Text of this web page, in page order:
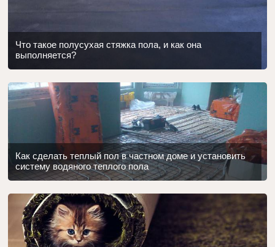
Что такое полусухая стяжка пола, и как она
выполняется?
Как сделать теплый пол в частном доме и установить
систему водяного теплого пола